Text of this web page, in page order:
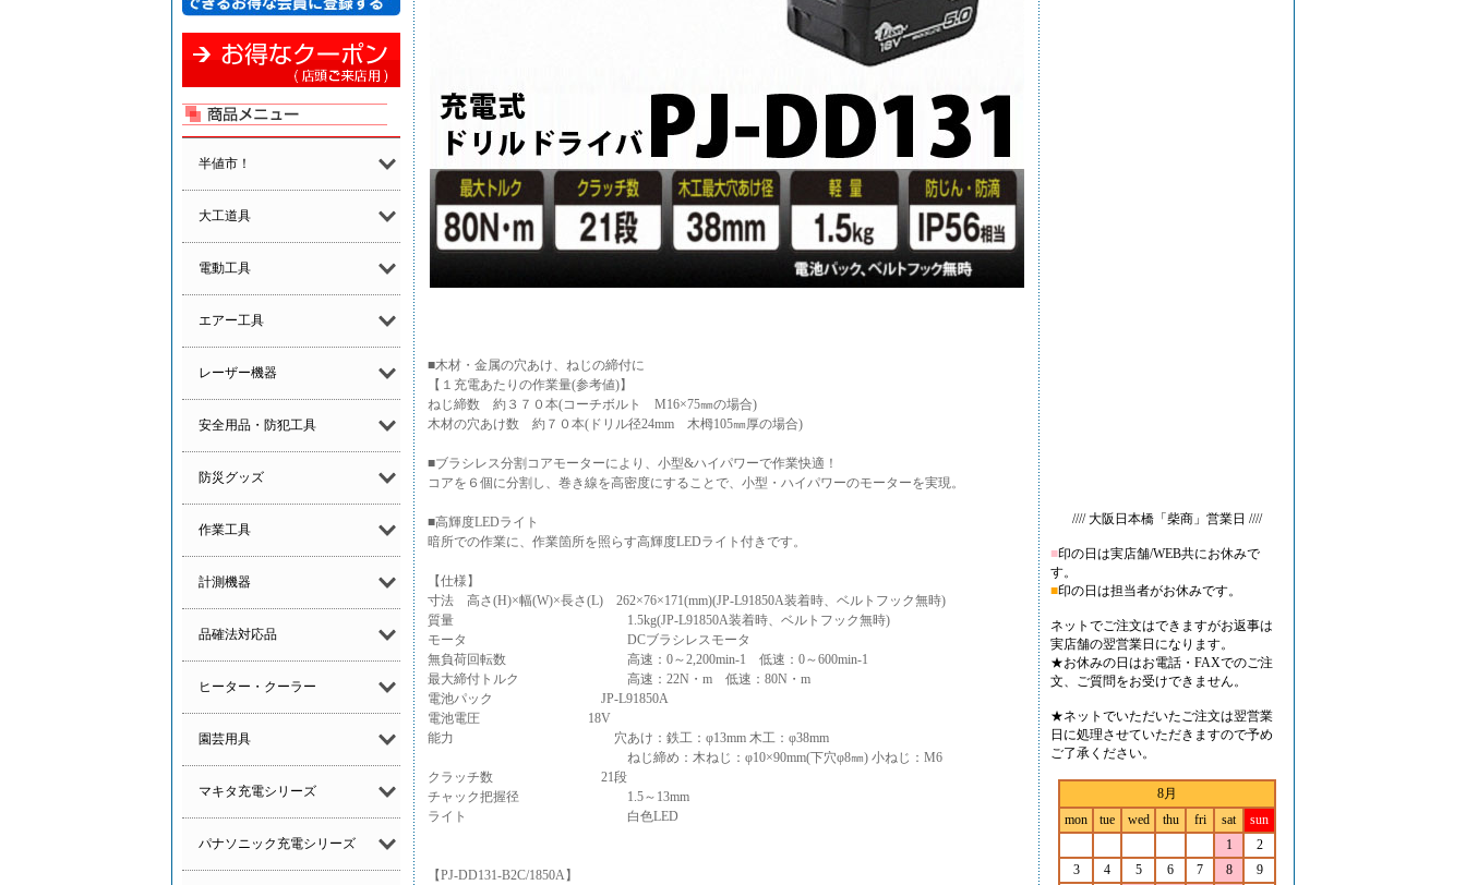
半値市！
大工道具
電動工具
エアー工具
レーザー機器
安全用品・防犯工具
防災グッズ
作業工具
計測機器
品確法対応品
ヒーター・クーラー
園芸用具
マキタ充電シリーズ
パナソニック充電シリーズ
■木材・金属の穴あけ、ねじの締付に
【１充電あたりの作業量(参考値)】
ねじ締数 約３７０本(コーチボルト M16×75㎜の場合)
木材の穴あけ数 約７０本(ドリル径24mm 木栂105㎜厚の場合)
■ブラシレス分割コアモーターにより、小型&ハイパワーで作業快適！
コアを６個に分割し、巻き線を高密度にすることで、小型・ハイパワーのモーターを実現。
■高輝度LEDライト
暗所での作業に、作業箇所を照らす高輝度LEDライト付きです。
【仕様】
寸法 高さ(H)×幅(W)×長さ(L) 262×76×171(mm)(JP-L91850A装着時、ベルトフック無時)
質量 1.5kg(JP-L91850A装着時、ベルトフック無時)
モータ DCブラシレスモータ
無負荷回転数 高速：0～2,200min-1 低速：0～600min-1
最大締付トルク 高速：22N・m 低速：80N・m
電池パック JP-L91850A
電池電圧 18V
能力 穴あけ：鉄工：φ13mm 木工：φ38mm
ねじ締め：木ねじ：φ10×90mm(下穴φ8㎜) 小ねじ：M6
クラッチ数 21段
チャック把握径 1.5～13mm
ライト 白色LED
【PJ-DD131-B2C/1850A】
//// 大阪日本橋「柴商」営業日 ////
■印の日は実店舗/WEB共にお休みで
す。
■印の日は担当者がお休みです。
ネットでご注文はできますがお返事は
実店舗の翌営業日になります。
★お休みの日はお電話・FAXでのご注
文、ご質問をお受けできません。
★ネットでいただいたご注文は翌営業
日に処理させていただきますので予め
ご了承ください。
8月
mon
tue wed thu fri sat
sun
1
2
3
4 5 6 7 8
9